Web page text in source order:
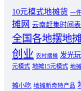
10元模式地摊货 一
摊网 云南赶集时间表
全国各地摆地
创业 农村摆摊 发光
元模式 地摊15元模式 地
摊小吃 地摊新奇特产品